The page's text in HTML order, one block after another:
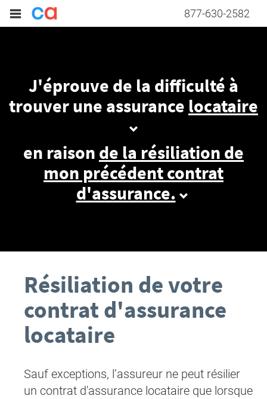
877-630-2582
J'éprouve de la difficulté à
trouver une assurance locataire
en raison de la résiliation de
mon précédent contrat
d'assurance.
Résiliation de votre
contrat d'assurance
locataire
Sauf exceptions, l’assureur ne peut résilier
un contrat d'assurance locataire que lorsque